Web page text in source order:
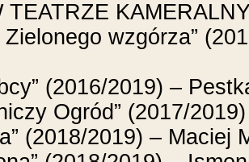
TEATRZE
Zielonego wzgórza”
(2016/2019) –
Ogród” (2017/
(2018/2019) – Maciej